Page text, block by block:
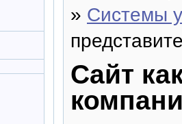
» Системы
Сайт